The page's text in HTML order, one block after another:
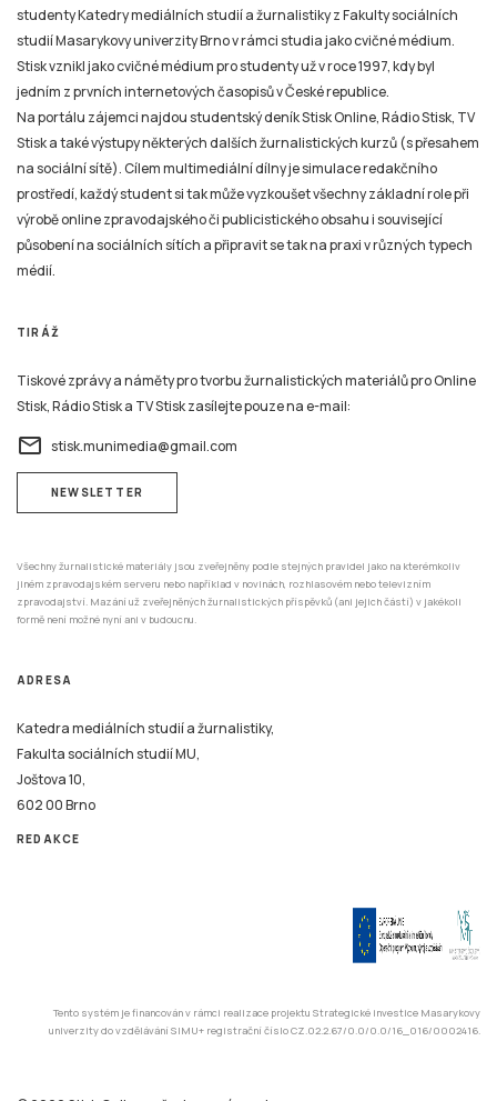
studenty Katedry mediálních studií a žurnalistiky z Fakulty sociálních
studií Masarykovy univerzity Brno v rámci studia jako cvičné médium.
Stisk vznikl jako cvičné médium pro studenty už v roce 1997, kdy byl
jedním z prvních internetových časopisů v České republice.
Na portálu zájemci najdou studentský deník Stisk Online, Rádio Stisk, TV
Stisk a také výstupy některých dalších žurnalistických kurzů (s přesahem
na sociální sítě). Cílem multimediální dílny je simulace redakčního
prostředí, každý student si tak může vyzkoušet všechny základní role při
výrobě online zpravodajského či publicistického obsahu i související
působení na sociálních sítích a připravit se tak na praxi v různých typech
médií.
TIRÁŽ
Tiskové zprávy a náměty pro tvorbu žurnalistických materiálů pro Online
Stisk, Rádio Stisk a TV Stisk zasílejte pouze na e-mail:
email stisk.munimedia@gmail.com
NEWSLETTER
Všechny žurnalistické materiály jsou zveřejněny podle stejných pravidel jako na kterémkoliv
jiném zpravodajském serveru nebo například v novinách, rozhlasovém nebo televizním
zpravodajství. Mazání už zveřejněných žurnalistických příspěvků (ani jejich částí) v jakékoli
formě není možné nyní ani v budoucnu.
ADRESA
Katedra mediálních studií a žurnalistiky,
Fakulta sociálních studií MU,
Joštova 10,
602 00 Brno
REDAKCE
Tento systém je financován v rámci realizace projektu Strategické investice Masarykovy
univerzity do vzdělávání SIMU+ registrační číslo CZ.02.2.67/0.0/0.0/16_016/0002416.